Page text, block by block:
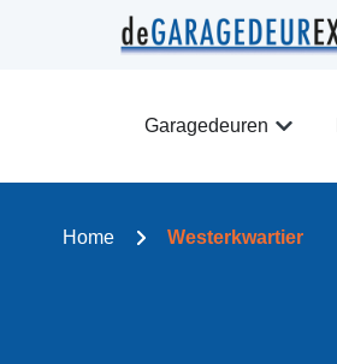
Garagedeuren
Home Westerkwartier